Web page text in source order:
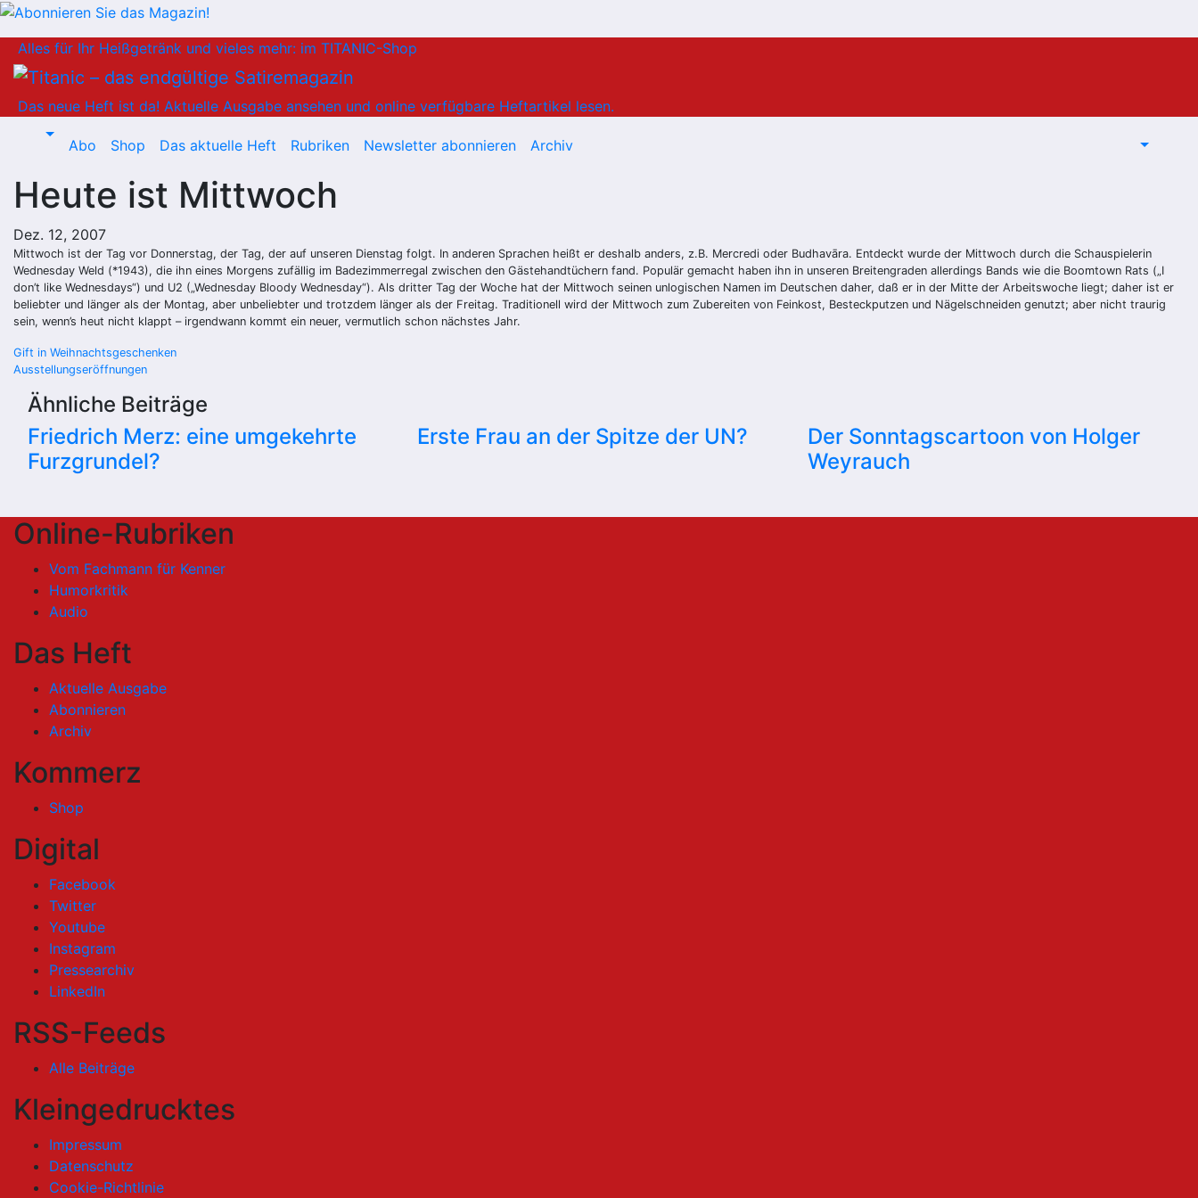
Inhalt
springen
Alles für Ihr Heißgetränk und vieles mehr: im TITANIC-Shop
Das neue Heft ist da! Aktuelle Ausgabe ansehen und online verfügbare Heftartikel lesen.
Abo Shop Das aktuelle Heft Rubriken Newsletter abonnieren Archiv
Heute ist Mittwoch
Dez. 12, 2007
Mittwoch ist der Tag vor Donnerstag, der Tag, der auf unseren Dienstag folgt. In anderen Sprachen heißt er deshalb anders, z.B. Mercredi oder Budhavāra. Entdeckt wurde der Mittwoch durch die Schauspielerin
Wednesday Weld (*1943), die ihn eines Morgens zufällig im Badezimmerregal zwischen den Gästehandtüchern fand. Populär gemacht haben ihn in unseren Breitengraden allerdings Bands wie die Boomtown Rats („I
don’t like Wednesdays“) und U2 („Wednesday Bloody Wednesday“). Als dritter Tag der Woche hat der Mittwoch seinen unlogischen Namen im Deutschen daher, daß er in der Mitte der Arbeitswoche liegt; daher ist er
beliebter und länger als der Montag, aber unbeliebter und trotzdem länger als der Freitag. Traditionell wird der Mittwoch zum Zubereiten von Feinkost, Besteckputzen und Nägelschneiden genutzt; aber nicht traurig
sein, wenn’s heut nicht klappt – irgendwann kommt ein neuer, vermutlich schon nächstes Jahr.
Beitragsnavigation
Gift in Weihnachtsgeschenken
Ausstellungseröffnungen
Ähnliche Beiträge
Friedrich Merz: eine umgekehrte
Furzgrundel?
Erste Frau an der Spitze der UN?
Der Sonntagscartoon von Holger
Weyrauch
Online-Rubriken
Vom Fachmann für Kenner
Humorkritik
Audio
Das Heft
Aktuelle Ausgabe
Abonnieren
Archiv
Kommerz
Shop
Digital
Facebook
Twitter
Youtube
Instagram
Pressearchiv
LinkedIn
RSS-Feeds
Alle Beiträge
Kleingedrucktes
Impressum
Datenschutz
Cookie-Richtlinie